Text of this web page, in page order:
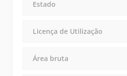
Estado
Licença de Utilização
Área bruta